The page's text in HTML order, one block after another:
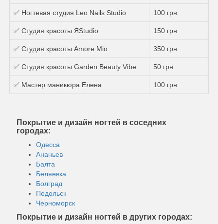
✅ Ногтевая студия Leo Nails Studio 100 грн
✅ Студия красоты ЯStudio 150 грн
✅ Студия красоты Amore Mio 350 грн
✅ Студия красоты Garden Beauty Vibe 50 грн
✅ Мастер маникюра Елена 100 грн
Покрытие и дизайн ногтей в соседних
городах:
Одесса
Ананьев
Балта
Беляевка
Болград
Подольск
Черноморск
Покрытие и дизайн ногтей в других городах: